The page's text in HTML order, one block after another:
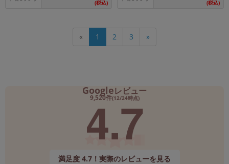
(税込) (税込)
« 1 2 3 »
Googleレビュー
9,520件(12/24時点)
4.7
満足度 4.7！実際のレビューを見る